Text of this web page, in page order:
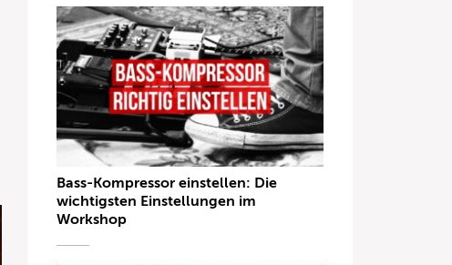
Bass-Kompressor einstellen: Die
wichtigsten Einstellungen im
Workshop